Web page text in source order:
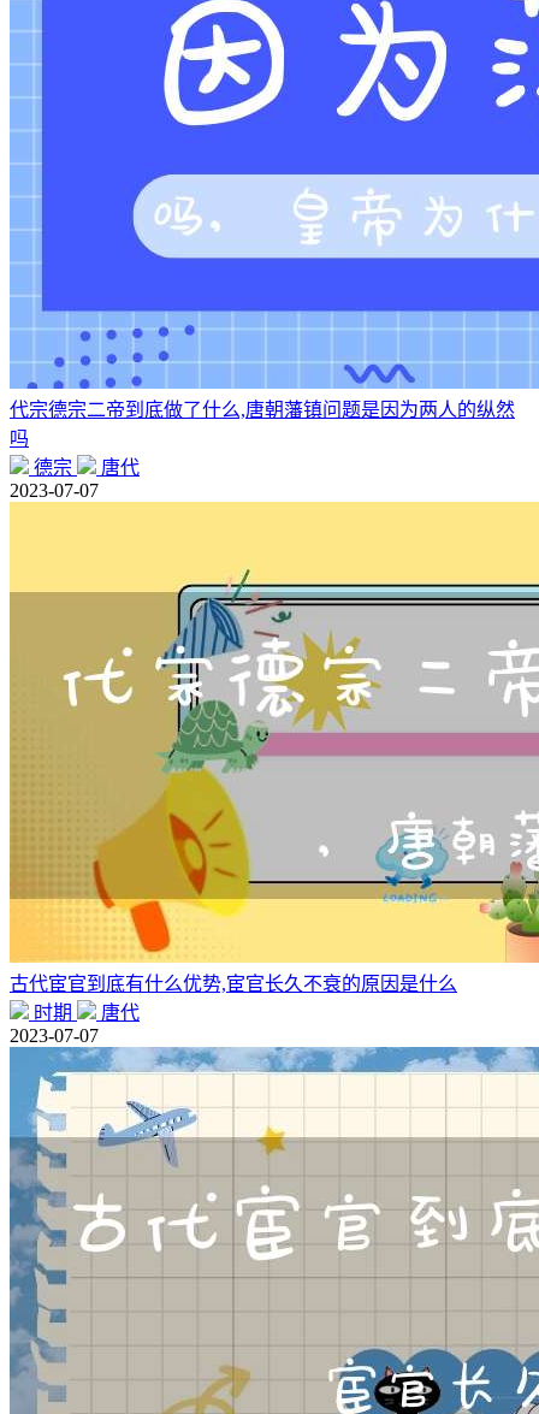
代宗德宗二帝到底做了什么,唐朝藩镇问题是因为两人的纵然
吗
德宗
唐代
2023-07-07
古代宦官到底有什么优势,宦官长久不衰的原因是什么
时期
唐代
2023-07-07